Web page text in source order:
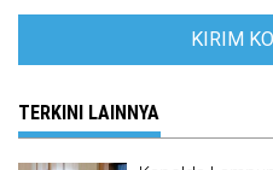
TERKINI LAINNYA